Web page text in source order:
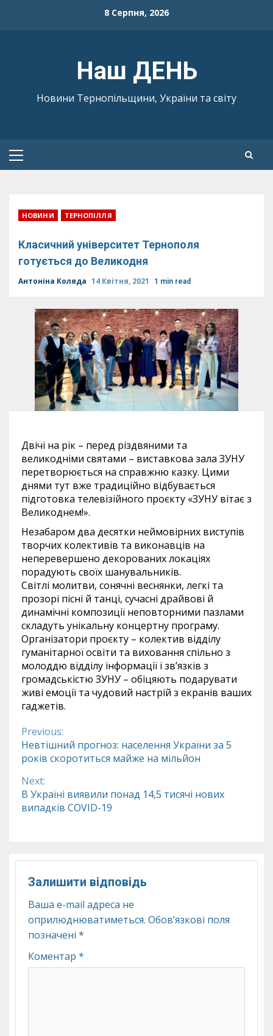
8 Серпня, 2026
Наш ДЕНЬ
Новини Тернопільщини, України та світу
Primary
НОВИНИ ТЕРНОПІЛЛЯ
Класичний університет Тернополя
готується до Великодня
Антоніна Коляда 14 Квітня, 2021 1 min read
Двічі на рік – перед різдвяними та
великодніми святами – виставкова зала ЗУНУ
перетворюється на справжню казку. Цими
днями тут вже традиційно відбувається
підготовка телевізійного проєкту «ЗУНУ вітає з
Великоднем!».
Незабаром два десятки неймовірних виступів
творчих колективів та виконавців на
неперевершено декорованих локаціях
порадують своїх шанувальників.
Світлі молитви, сонячні веснянки, легкі та
прозорі пісні й танці, сучасні драйвові й
динамічні композиції неповторними пазлами
складуть унікальну концертну програму.
Організатори проєкту – колектив відділу
гуманітарної освіти та виховання спільно з
молоддю відділу інформації і зв’язків з
громадськістю ЗУНУ – обіцяють подарувати
живі емоції та чудовий настрій з екранів ваших
гаджетів.
Continue
Reading
Previous:
Невтішний прогноз: населення України за 5
років скоротиться майже на мільйон
Next:
В Україні виявили понад 14,5 тисячі нових
випадків COVID-19
Залишити відповідь
Ваша e-mail адреса не
оприлюднюватиметься. Обов’язкові поля
позначені *
Коментар *